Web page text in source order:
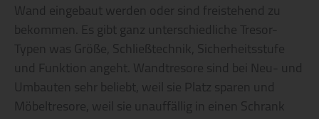
Wand eingebaut werden oder sind freistehend zu
bekommen. Es gibt ganz unterschiedliche Tresor-
Typen was Größe, Schließtechnik, Sicherheitsstufe
und Funktion angeht. Wandtresore sind bei Neu- und
Umbauten sehr beliebt, weil sie Platz sparen und
Möbeltresore, weil sie unauffällig in einen Schrank